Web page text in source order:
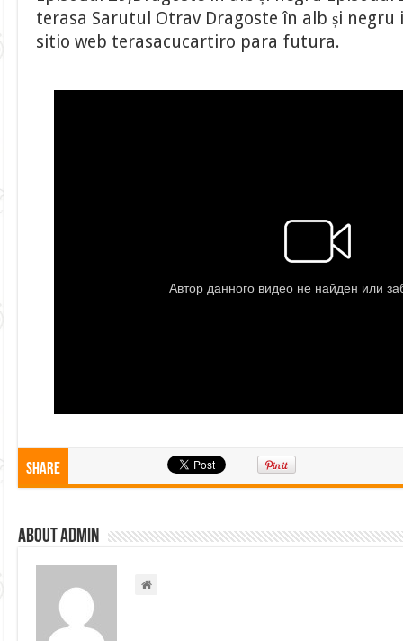
terasa Sarutul Otrav Dragoste în alb și
sitio web terasacucartiro para futura.
Share
About admin